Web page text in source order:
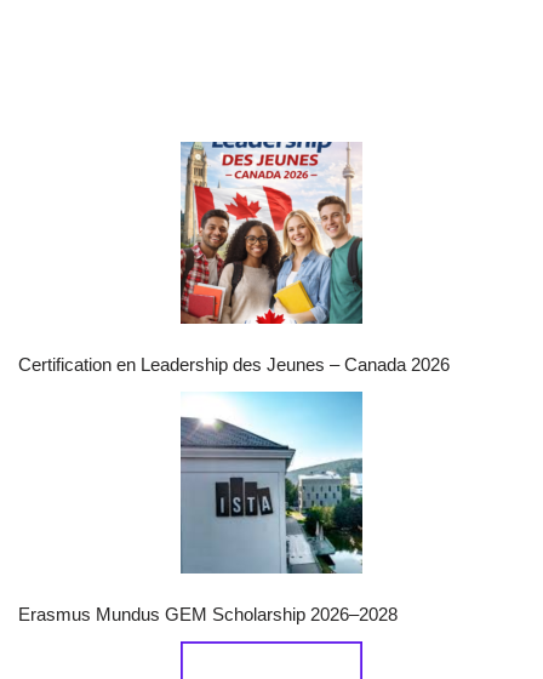
Certification en Leadership des Jeunes – Canada 2026
Erasmus Mundus GEM Scholarship 2026–2028